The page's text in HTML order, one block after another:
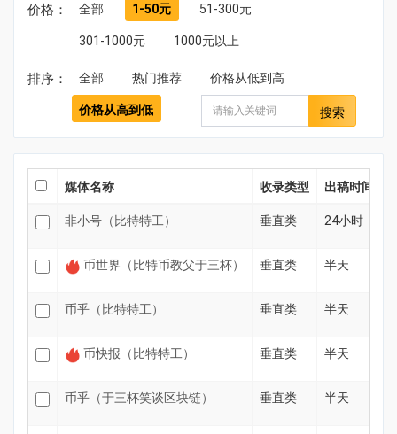
价格： 全部 1-50元 51-300元
301-1000元 1000元以上
排序： 全部 热门推荐 价格从低到高
价格从高到低 搜索
媒体名称 收录类型 出稿时间
非小号（比特特工） 垂直类 24小时
币世界（比特币教父于三杯） 垂直类 半天
币乎（比特特工） 垂直类 半天
币快报（比特特工） 垂直类 半天
币乎（于三杯笑谈区块链） 垂直类 半天